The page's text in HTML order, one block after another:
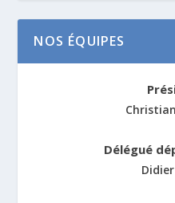
NOS ÉQUIPES
Délégué